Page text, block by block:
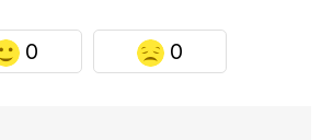
0 0